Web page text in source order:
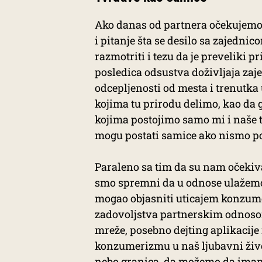
Ako danas od partnera
i pitanje šta se desilo sa
razmotriti i tezu da je preveliki
posledica odsustva doživljaja
odcepljenosti od mesta i
kojima tu prirodu delimo, kao
kojima postojimo samo mi i
mogu postati samice ako nismo
Paraleno sa tim da su nam
smo spremni da u odnose
mogao objasniti uticajem
zadovoljstva partnerskim
mreže, posebno dejting
konzumerizmu u naš ljubavni